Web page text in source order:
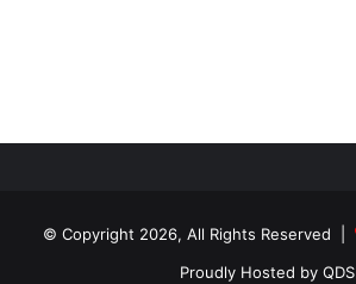
© Copyright 2026, All Rights Reserved |
Proudly Hosted by QDS